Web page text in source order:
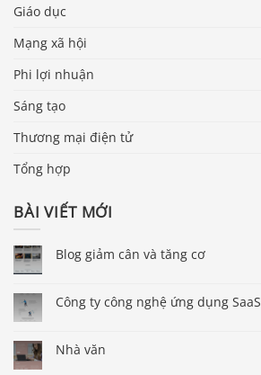
Giáo dục
Mạng xã hội
Phi lợi nhuận
Sáng tạo
Thương mại điện tử
Tổng hợp
BÀI VIẾT MỚI
Blog giảm cân và tăng cơ
Công ty công nghệ ứng dụng SaaS
Nhà văn